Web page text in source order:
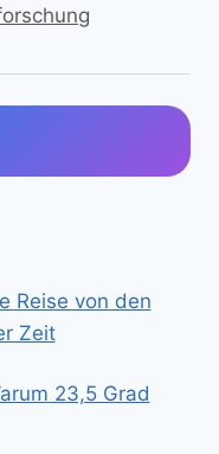
Reise von den
Zeit
23,5 Grad